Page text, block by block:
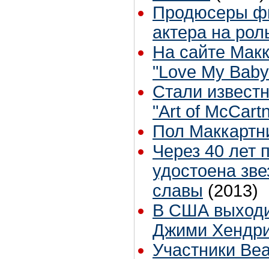
Продюсеры
актера на
На сайте
"Love My
Стали
"Art of
Пол
Через 40 лет
удостоена
славы (2013)
В США
Джими
Участники